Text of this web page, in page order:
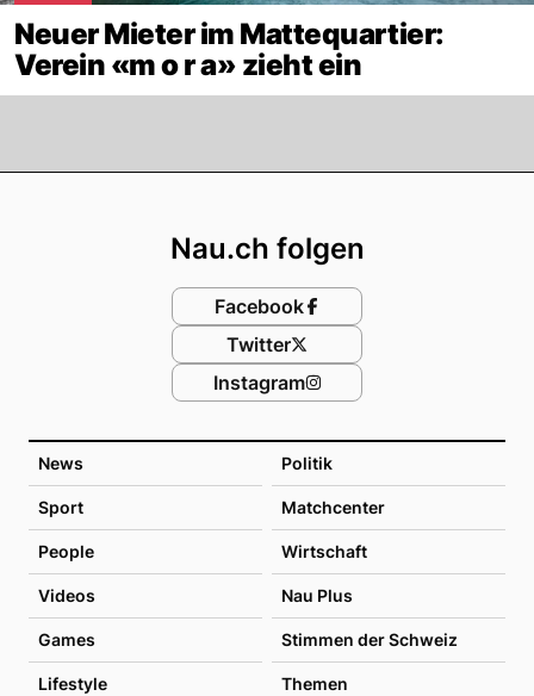
Neuer Mieter im Mattequartier:
Verein «m o r a» zieht ein
News Politik
Sport Matchcenter
People Wirtschaft
Videos Nau Plus
Games Stimmen der Schweiz
Lifestyle Themen
Nau.ch folgen
Facebook
Twitter
Instagram